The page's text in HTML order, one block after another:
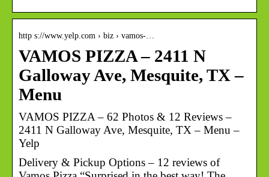
http s://www.yelp.com › biz › vamos-…
VAMOS PIZZA – 2411 N
Galloway Ave, Mesquite, TX –
Menu
VAMOS PIZZA – 62 Photos & 12 Reviews –
2411 N Galloway Ave, Mesquite, TX – Menu –
Yelp
Delivery & Pickup Options – 12 reviews of